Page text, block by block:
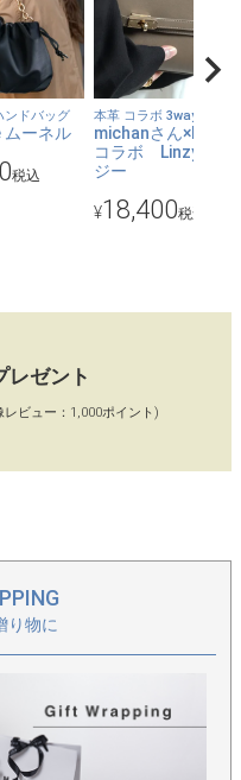
て丁寧に仕上げておりま
うなイメージが先行します
チェーンショルダーを加え
付属。チェーンショルダー
ます。
受けしております。どうぞ
布に商品をお入れし、丁寧
ンドバッグ
ーネル
税込
本革 コラボ 3way
michanさん×HAYNI
コラボ Linzy リン
ジー
¥18,400税込
レゼント
ビュー：1,000ポイント)
り物に